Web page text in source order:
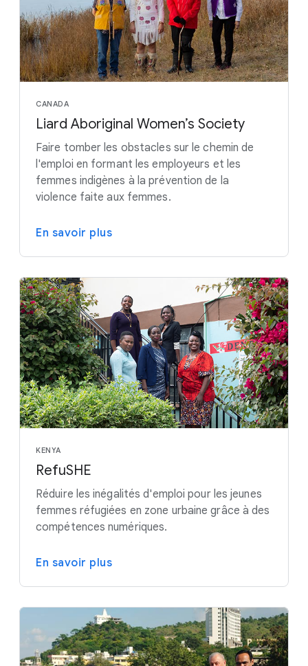
CANADA
Liard Aboriginal Women’s Society
Faire tomber les obstacles sur le chemin de
l'emploi en formant les employeurs et les
femmes indigènes à la prévention de la
violence faite aux femmes.
En savoir plus
KENYA
RefuSHE
Réduire les inégalités d'emploi pour les jeunes
femmes réfugiées en zone urbaine grâce à des
compétences numériques.
En savoir plus